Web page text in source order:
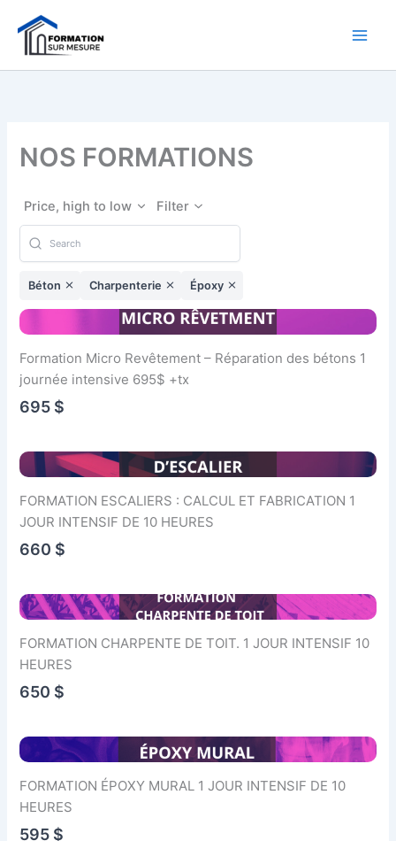
contenu
NOS FORMATIONS
Price, high to low Filter
Béton Charpenterie Époxy
Formation Micro Revêtement – Réparation des bétons 1
journée intensive 695$ +tx
695 $
FORMATION ESCALIERS : CALCUL ET FABRICATION 1
JOUR INTENSIF DE 10 HEURES
660 $
FORMATION CHARPENTE DE TOIT. 1 JOUR INTENSIF 10
HEURES
650 $
FORMATION ÉPOXY MURAL 1 JOUR INTENSIF DE 10
HEURES
595 $